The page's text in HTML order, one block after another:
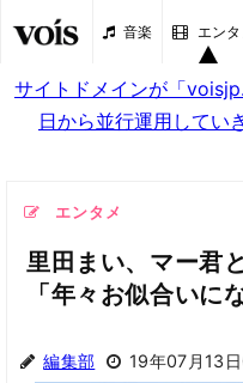
音楽 エンタ
サイトドメインが「
日から並行運用してい
エンタメ
里田まい、マー君
「年々お似合いに
編集部 19年07月13